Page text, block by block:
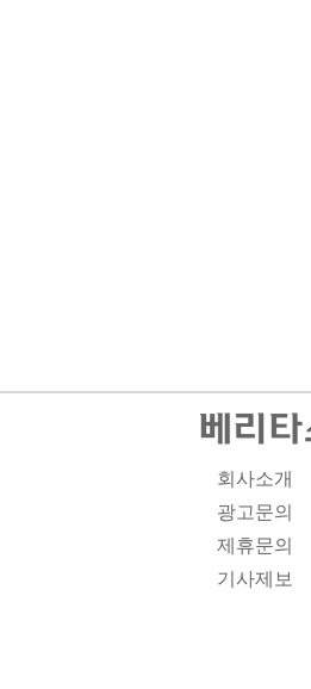
회사소개
광고문의
제휴문의
기사제보